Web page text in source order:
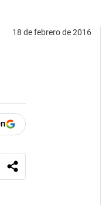
18 de febrero de 2016